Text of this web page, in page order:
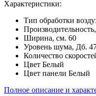
Характеристики:
Тип обработки
Ширина, см. 60
Уровень шума, Дб.
Количество
Цвет Белый
Цвет панели Белый
Полное описание и